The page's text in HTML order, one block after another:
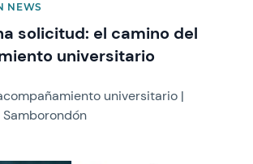
NEWS
solicitud: el camino del
universitario
universitario |